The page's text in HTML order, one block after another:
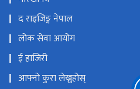
द राइजिङ्ग नेपाल
लोक सेवा आयोग
ई हाजिरी
आफ्नो कुरा लेख्नुहोस्